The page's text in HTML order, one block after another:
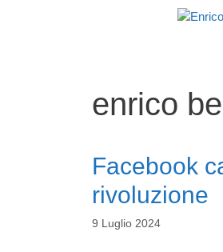
enrico
Facebook
rivoluzione
9 Luglio 2024